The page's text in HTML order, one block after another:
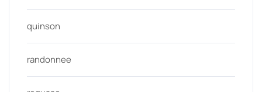
quinson
randonnee